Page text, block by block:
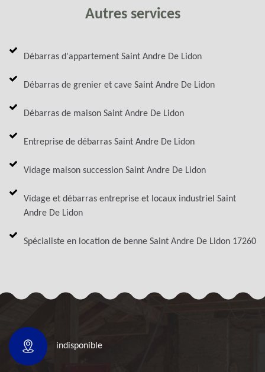
Autres services
Débarras d'appartement Saint Andre De Lidon
Débarras de grenier et cave Saint Andre De Lidon
Débarras de maison Saint Andre De Lidon
Entreprise de débarras Saint Andre De Lidon
Vidage maison succession Saint Andre De Lidon
Vidage et débarras entreprise et locaux industriel Saint
Andre De Lidon
Spécialiste en location de benne Saint Andre De Lidon 17260
indisponible